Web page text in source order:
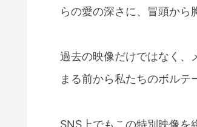
らの愛の深さに、冒頭から
過去の映像だけではなく、
まる前から私たちのボルテ
SNS上でもこの特別映像を